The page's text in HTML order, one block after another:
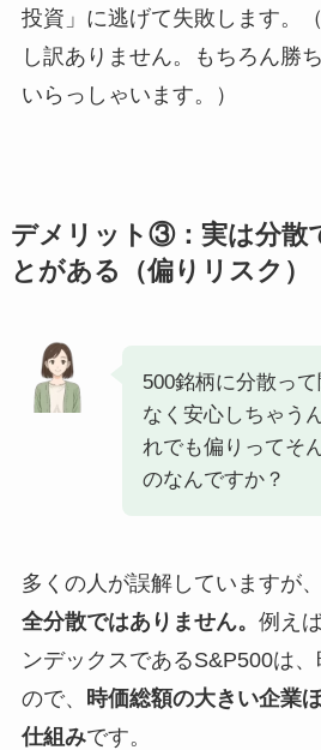
投資」に逃げて失敗します。
し訳ありません。もちろん勝
いらっしゃいます。）
デメリット③：実は分散
とがある（偏りリスク）
500銘柄に分散っ
なく安心しちゃ
れでも偏りってそ
のなんですか？
多くの人が誤解していますが、
全分散ではありません。 例え
ンデックスであるS&P500は
ので、
時価総額の大きい企業
仕組みです。